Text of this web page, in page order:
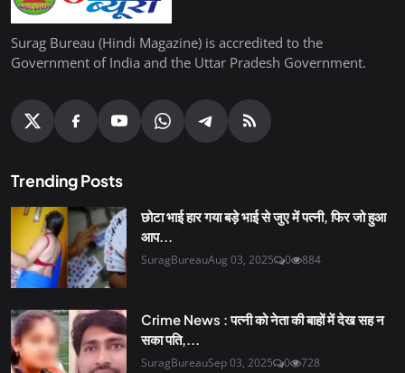
Surag Bureau (Hindi Magazine) is accredited to the
Government of India and the Uttar Pradesh Government.
Trending Posts
छोटा भाई हार गया बड़े भाई से जुए में पत्नी, फिर जो हुआ
आप...
SuragBureauAug 03, 2025 0 884
Crime News : पत्नी को नेता की बाहों में देख सह न
सका पति,...
SuragBureauSep 03, 2025 0 728